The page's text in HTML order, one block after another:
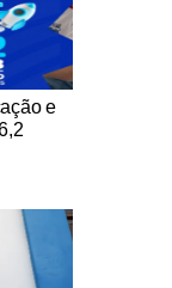
e